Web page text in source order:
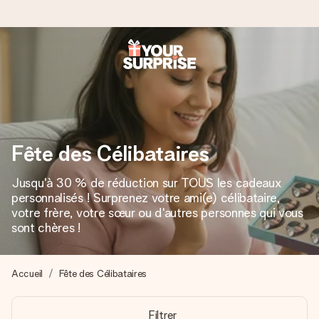
Commandé ce jour, expédié sous 24h
Nous préparons votre cadeau avec attention et l’envoyons
en un éclair – pour que vous puissiez l’offrir au bon moment,
quand cela compte le plus.
4,8 (sur la base de +15 000 avis)
Nos cadeaux sont appréciés. Les clients nous attribuent
une note de 4,8 sur Google Reviews (total de tous les
pays où nous sommes présents).
Carte de vœux gratuite
Fête des Célibataires
Jusqu'à 30 % de réduction sur TOUS les cadeaux
personnalisés ! Surprenez votre ami(e) célibataire,
votre frère, votre sœur ou d'autres personnes qui vous
sont chères !
Accueil Fête des Célibataires
Filtrer